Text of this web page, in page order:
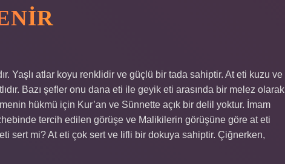
Yaşlı atlar koyu renklidir ve güçlü bir tada sahiptir. At eti kuzu ve
Bazı şefler onu dana eti ile geyik eti arasında bir melez olarak
hükmü için Kur’an ve Sünnette açık bir delil yoktur. İmam
tercih edilen görüşe ve Malikilerin görüşüne göre at eti
sert mi? At eti çok sert ve lifli bir dokuya sahiptir. Çiğnerken,